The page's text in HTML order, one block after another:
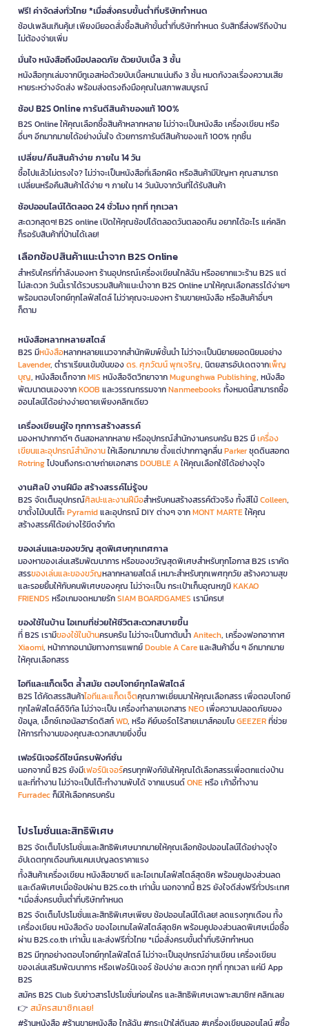
ฟรี! ค่าจัดส่งทั่วไทย *เมื่อสั่งครบขั้นต่ำที่บริษัทกำหนด
ช้อปเพลินเกินคุ้ม! เพียงมียอดสั่งซื้อสินค้าขั้นต่ำที่บริษัทกำหนด รับสิทธิ์ส่งฟรีถึงบ้าน
ไม่ต้องจ่ายเพิ่ม
มั่นใจ หนังสือถึงมือปลอดภัย ด้วยบับเบิ้ล 3 ชั้น
หนังสือทุกเล่มจากบีทูเอสห่อด้วยบับเบิ้ลหนาแน่นถึง 3 ชั้น หมดกังวลเรื่องความเสีย
หายระหว่างจัดส่ง พร้อมส่งตรงถึงมือคุณในสภาพสมบูรณ์
ช้อป B2S Online การันตีสินค้าของแท้ 100%
B2S Online ให้คุณเลือกซื้อสินค้าหลากหลาย ไม่ว่าจะเป็นหนังสือ เครื่องเขียน หรือ
อื่นๆ อีกมากมายได้อย่างมั่นใจ ด้วยการการันตีสินค้าของแท้ 100% ทุกชิ้น
เปลี่ยน/คืนสินค้าง่าย ภายใน 14 วัน
ซื้อไปแล้วไม่ตรงใจ? ไม่ว่าจะเป็นหนังสือที่เลือกผิด หรือสินค้ามีปัญหา คุณสามารถ
เปลี่ยนหรือคืนสินค้าได้ง่าย ๆ ภายใน 14 วันนับจากวันที่ได้รับสินค้า
ช้อปออนไลน์ได้ตลอด 24 ชั่วโมง ทุกที่ ทุกเวลา
สะดวกสุดๆ! B2S online เปิดให้คุณช้อปได้ตลอดวันตลอดคืน อยากได้อะไร แค่คลิก
ก็รอรับสินค้าที่บ้านได้เลย!
เลือกช้อปสินค้าแนะนำจาก B2S Online
สำหรับใครที่กำลังมองหา ร้านอุปกรณ์เครื่องเขียนใกล้ฉัน หรืออยากแวะร้าน B2S แต่
ไม่สะดวก วันนี้เราได้รวบรวมสินค้าแนะนำจาก B2S Online มาให้คุณเลือกสรรได้ง่ายๆ
พร้อมตอบโจทย์ทุกไลฟ์สไตล์ ไม่ว่าคุณจะมองหา ร้านขายหนังสือ หรือสินค้าอื่นๆ
ก็ตาม
หนังสือหลากหลายสไตล์
B2S มีหนังสือหลากหลายแนวจากสำนักพิมพ์ชั้นนำ ไม่ว่าจะเป็นนิยายยอดนิยมอย่าง
Lavender, ตำราเรียนเข้มข้นของดร. ศุภวัฒน์ พุกเจริญ, นิตยสารอัปเดตจากเพ็ญ
บุญ, หนังสือเด็กจากMIS หนังสือจิตวิทยาจากMugunghwa Publishing, หนังสือ
พัฒนาตนเองจากKOOB และวรรณกรรมจากNanmeebooks ทั้งหมดนี้สามารถซื้อ
ออนไลน์ได้อย่างง่ายดายเพียงคลิกเดียว
เครื่องเขียนคู่ใจ ทุกการสร้างสรรค์
มองหาปากกาดีๆ ดินสอหลากหลาย หรืออุปกรณ์สำนักงานครบครัน B2S มีเครื่อง
เขียนและอุปกรณ์สำนักงานให้เลือกมากมาย ตั้งแต่ปากกาลูกลื่นParkerชุดดินสอกด
Rotringไปจนถึงกระดาษถ่ายเอกสารDOUBLE Aให้คุณเลือกใช้ได้อย่างจุใจ
งานศิลป์ งานฝีมือ สร้างสรรค์ไม่รู้จบ
B2S จัดเต็มอุปกรณ์ศิลปะและงานฝีมือสำหรับคนสร้างสรรค์ตัวจริง ทั้งสีไม้Colleen,
ขาตั้งไม้บนโต๊ะPyramidและอุปกรณ์ DIY ต่างๆ จากMONT MARTEให้คุณ
สร้างสรรค์ได้อย่างไร้ขีดจำกัด
ของเล่นและของขวัญ สุดพิเศษทุกเทศกาล
มองหาของเล่นเสริมพัฒนาการ หรือของขวัญสุดพิเศษสำหรับทุกโอกาส B2S เราคัด
สรรของเล่นและของขวัญหลากหลายสไตล์ เหมาะสำหรับทุกเพศทุกวัย สร้างความสุข
และรอยยิ้มให้กับคนพิเศษของคุณ ไม่ว่าจะเป็น กระเป๋าเก็บอุณหภูมิKAKAO
FRIENDS หรือเกมจดหมายรักSIAM BOARDGAMES เรามีครบ!
ของใช้ในบ้าน ไอเทมที่ช่วยให้ชีวิตสะดวกสบายขึ้น
ที่ B2S เรามีของใช้ในบ้านครบครัน ไม่ว่าจะเป็นกาต้มน้ำAnitech, เครื่องฟอกอากาศ
Xiaomi, หน้ากากอนามัยทางการแพทย์Double A Careและสินค้าอื่น ๆ อีกมากมาย
ให้คุณเลือกสรร
ไอทีและแก็ดเจ็ต ล้ำสมัย ตอบโจทย์ทุกไลฟ์สไตล์
B2S ได้คัดสรรสินค้าไอทีและแก็ดเจ็ตคุณภาพเยี่ยมมาให้คุณเลือกสรร เพื่อตอบโจทย์
ทุกไลฟ์สไตล์ดิจิทัล ไม่ว่าจะเป็น เครื่องทำลายเอกสารNEOเพื่อความปลอดภัยของ
ข้อมูล, เอ็กซ์เทอนัลฮาร์ดดิสก์WD, หรือ คีย์บอร์ดไร้สายเมาส์คอมโบGEEZERที่ช่วย
ให้การทำงานของคุณสะดวกสบายยิ่งขึ้น
เฟอร์นิเจอร์ดีไซน์ครบฟังก์ชั่น
นอกจากนี้ B2S ยังมีเฟอร์นิเจอร์ครบทุกฟังก์ชันให้คุณได้เลือกสรรเพื่อตกแต่งบ้าน
และที่ทำงาน ไม่ว่าจะเป็นโต๊ะทำงานพับได้ จากแบรนด์ONEหรือ เก้าอี้ทำงาน
Furradecก็มีให้เลือกครบครัน
โปรโมชั่นและสิทธิพิเศษ
B2S จัดเต็มโปรโมชั่นและสิทธิพิเศษมากมายให้คุณเลือกช้อปออนไลน์ได้อย่างจุใจ
อัปเดตทุกเดือนกับแคมเปญลดราคาแรง
ทั้งสินค้าเครื่องเขียน หนังสือขายดี และไอเทมไลฟ์สไตล์สุดชิค พร้อมคูปองส่วนลด
และดีลพิเศษเมื่อช้อปผ่าน B2S.co.th เท่านั้น นอกจากนี้ B2S ยังใจดีส่งฟรีทั่วประเทศ
*เมื่อสั่งครบขั้นต่ำที่บริษัทกำหนด
B2S จัดเต็มโปรโมชั่นและสิทธิพิเศษเพียบ ช้อปออนไลน์ได้เลย! ลดแรงทุกเดือน ทั้ง
เครื่องเขียน หนังสือดัง ของไอเทมไลฟ์สไตล์สุดชิค พร้อมคูปองส่วนลดพิเศษเมื่อซื้อ
ผ่าน B2S.co.th เท่านั้น และส่งฟรีทั่วไทย *เมื่อสั่งครบขั้นต่ำที่บริษัทกำหนด
B2S มีทุกอย่างตอบโจทย์ทุกไลฟ์สไตล์ ไม่ว่าจะเป็นอุปกรณ์อ่านเขียน เครื่องเขียน
ของเล่นเสริมพัฒนาการ หรือเฟอร์นิเจอร์ ช้อปง่าย สะดวก ทุกที่ ทุกเวลา แค่มี App
B2S
สมัคร B2S Club รับข่าวสารโปรโมชั่นก่อนใคร และสิทธิพิเศษเฉพาะสมาชิก! คลิกเลย
👉 สมัครสมาชิกเลย!
#ร้านหนังสือ #ร้านขายหนังสือ ใกล้ฉัน #กระเป๋าใส่ดินสอ #เครื่องเขียนออนไลน์ #ซื้อ